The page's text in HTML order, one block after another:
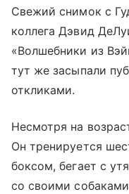
Свежий снимок с
коллега Дэвид
«Волшебники из
тут же засыпали
откликами.
Несмотря на
Он тренируется
боксом, бегает с
со своими